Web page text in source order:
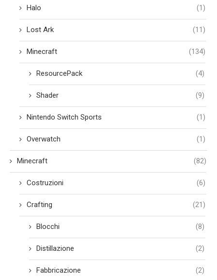
Halo (1)
Lost Ark (11)
Minecraft (134)
ResourcePack (4)
Shader (9)
Nintendo Switch Sports (1)
Overwatch (1)
Minecraft (82)
Costruzioni (6)
Crafting (21)
Blocchi (8)
Distillazione (2)
Fabbricazione (2)